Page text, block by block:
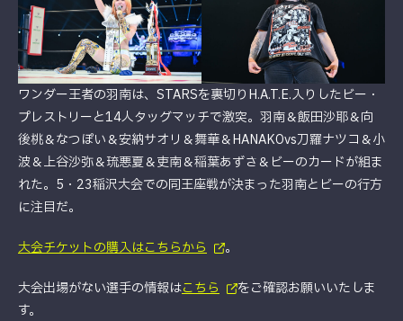
ワンダー王者の羽南は、STARSを裏切りH.A.T.E.入りしたビー・
プレストリーと14人タッグマッチで激突。羽南＆飯田沙耶＆向
後桃＆なつぽい＆安納サオリ＆舞華＆HANAKOvs刀羅ナツコ＆小
波＆上谷沙弥＆琉悪夏＆吏南＆稲葉あずさ＆ビーのカードが組ま
れた。5・23稲沢大会での同王座戦が決まった羽南とビーの行方
に注目だ。
大会チケットの購入はこちらから 。
大会出場がない選手の情報はこちら
をご確認お願いいたしま
す。